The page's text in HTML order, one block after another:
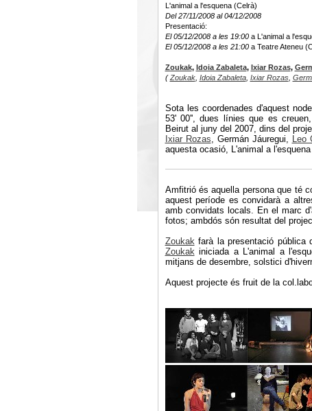
L'animal a l'esquena (Celrà)
Del 27/11/2008 al 04/12/2008
Presentació:
El 05/12/2008 a les 19:00a L'animal a
El 05/12/2008 a les 21:00a Teatre Ateneu
Zoukak, Idoia Zabaleta, Ixiar Rozas,
(Zoukak, Idoia Zabaleta, Ixiar Rozas,
Sota les coordenades d'aquest
53' 00'', dues línies que es
Beirut al juny del 2007, dins del
Ixiar Rozas , Germán Jáuregui, Leo
aquesta ocasió, L'animal a
Amfitrió és aquella persona que té
aquest període es convidarà a
amb convidats locals. En el marc
fotos; ambdós són resultat del
Zoukak farà la presentació pública
Zoukak iniciada a L'animal a
mitjans de desembre, solstici
Aquest projecte és fruit de la